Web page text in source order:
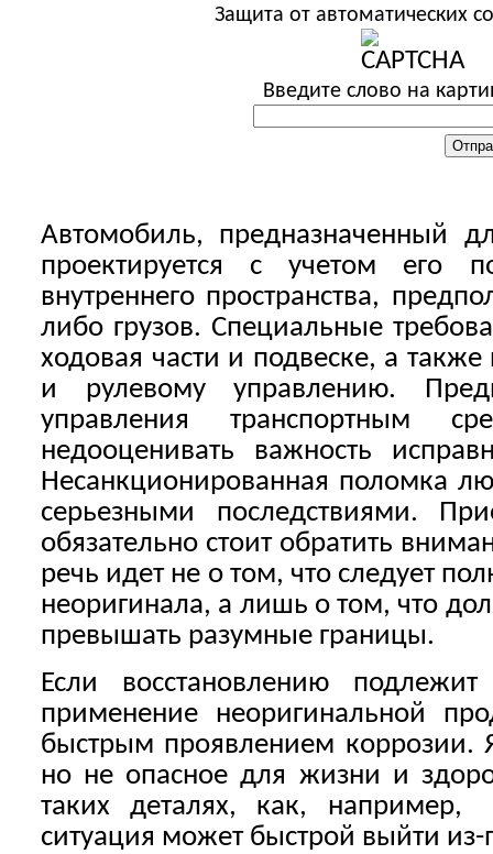
Защита от автоматических
Введите слово на
Автомобиль, предназначенный
проектируется с учетом его
внутреннего пространства,
либо грузов. Специальные
ходовая части и подвеске, а
и рулевому управлению.
управления транспортным
недооценивать важность
Несанкционированная поломка
серьезными последствиями.
обязательно стоит обратить
речь идет не о том, что следует
неоригинала, а лишь о том, что
превышать разумные границы.
Если восстановлению
применение неоригинальной
быстрым проявлением коррозии.
но не опасное для жизни и
таких деталях, как, например,
ситуация может быстрой выйти из-